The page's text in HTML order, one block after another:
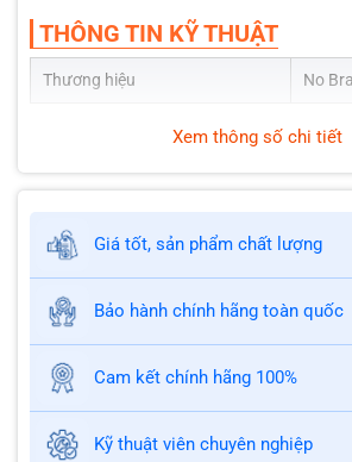
THÔNG TIN KỸ THUẬT
Thương hiệu No
Xem thông số chi tiết
Giá tốt, sản phẩm chất lượng
Bảo hành chính hãng toàn quốc
Cam kết chính hãng 100%
Kỹ thuật viên chuyên nghiệp